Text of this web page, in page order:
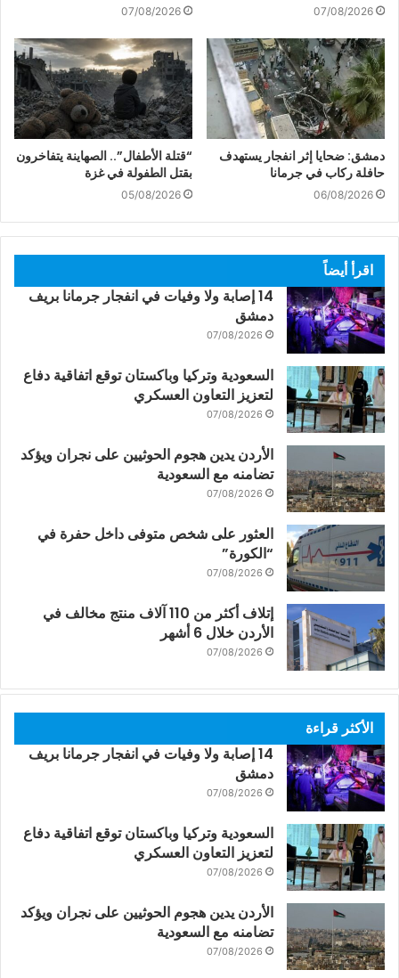
07/08/2026
07/08/2026
دمشق: ضحايا إثر انفجار يستهدف
حافلة ركاب في جرمانا
06/08/2026
“قتلة الأطفال”.. الصهاينة يتفاخرون
بقتل الطفولة في غزة
05/08/2026
اقرأ أيضاً
14 إصابة ولا وفيات في انفجار جرمانا بريف
دمشق
07/08/2026
السعودية وتركيا وباكستان توقع اتفاقية دفاع
لتعزيز التعاون العسكري
07/08/2026
الأردن يدين هجوم الحوثيين على نجران ويؤكد
تضامنه مع السعودية
07/08/2026
العثور على شخص متوفى داخل حفرة في
“الكورة”
07/08/2026
إتلاف أكثر من 110 آلاف منتج مخالف في
الأردن خلال 6 أشهر
07/08/2026
الأكثر قراءة
14 إصابة ولا وفيات في انفجار جرمانا بريف
دمشق
07/08/2026
السعودية وتركيا وباكستان توقع اتفاقية دفاع
لتعزيز التعاون العسكري
07/08/2026
الأردن يدين هجوم الحوثيين على نجران ويؤكد
تضامنه مع السعودية
07/08/2026